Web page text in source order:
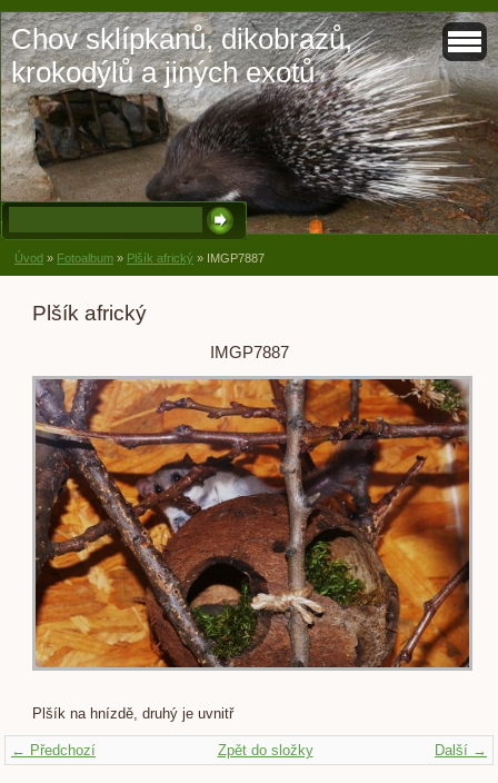
Chov sklípkanů, dikobrazů,
krokodýlů a jiných exotů
Úvod » Fotoalbum » Plšík africký » IMGP7887
Plšík africký
IMGP7887
Plšík na hnízdě, druhý je uvnitř
← Předchozí Další →
Zpět do složky